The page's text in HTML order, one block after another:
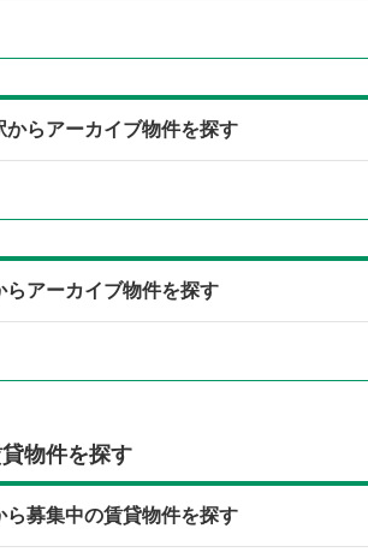
らアーカイブ物件を探す
アーカイブ物件を探す
物件を探す
募集中の賃貸物件を探す